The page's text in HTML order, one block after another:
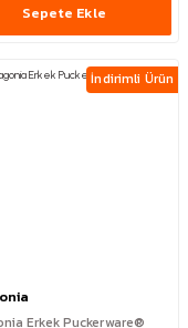
Sepete Ekle
İndirimli Ürün
Erkek Puckerware®